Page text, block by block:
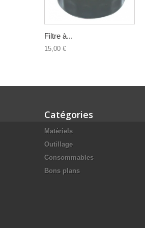
Filtre à...
15,00 €
Catégories
Matériels
Outillage
Consommables
Bons plans